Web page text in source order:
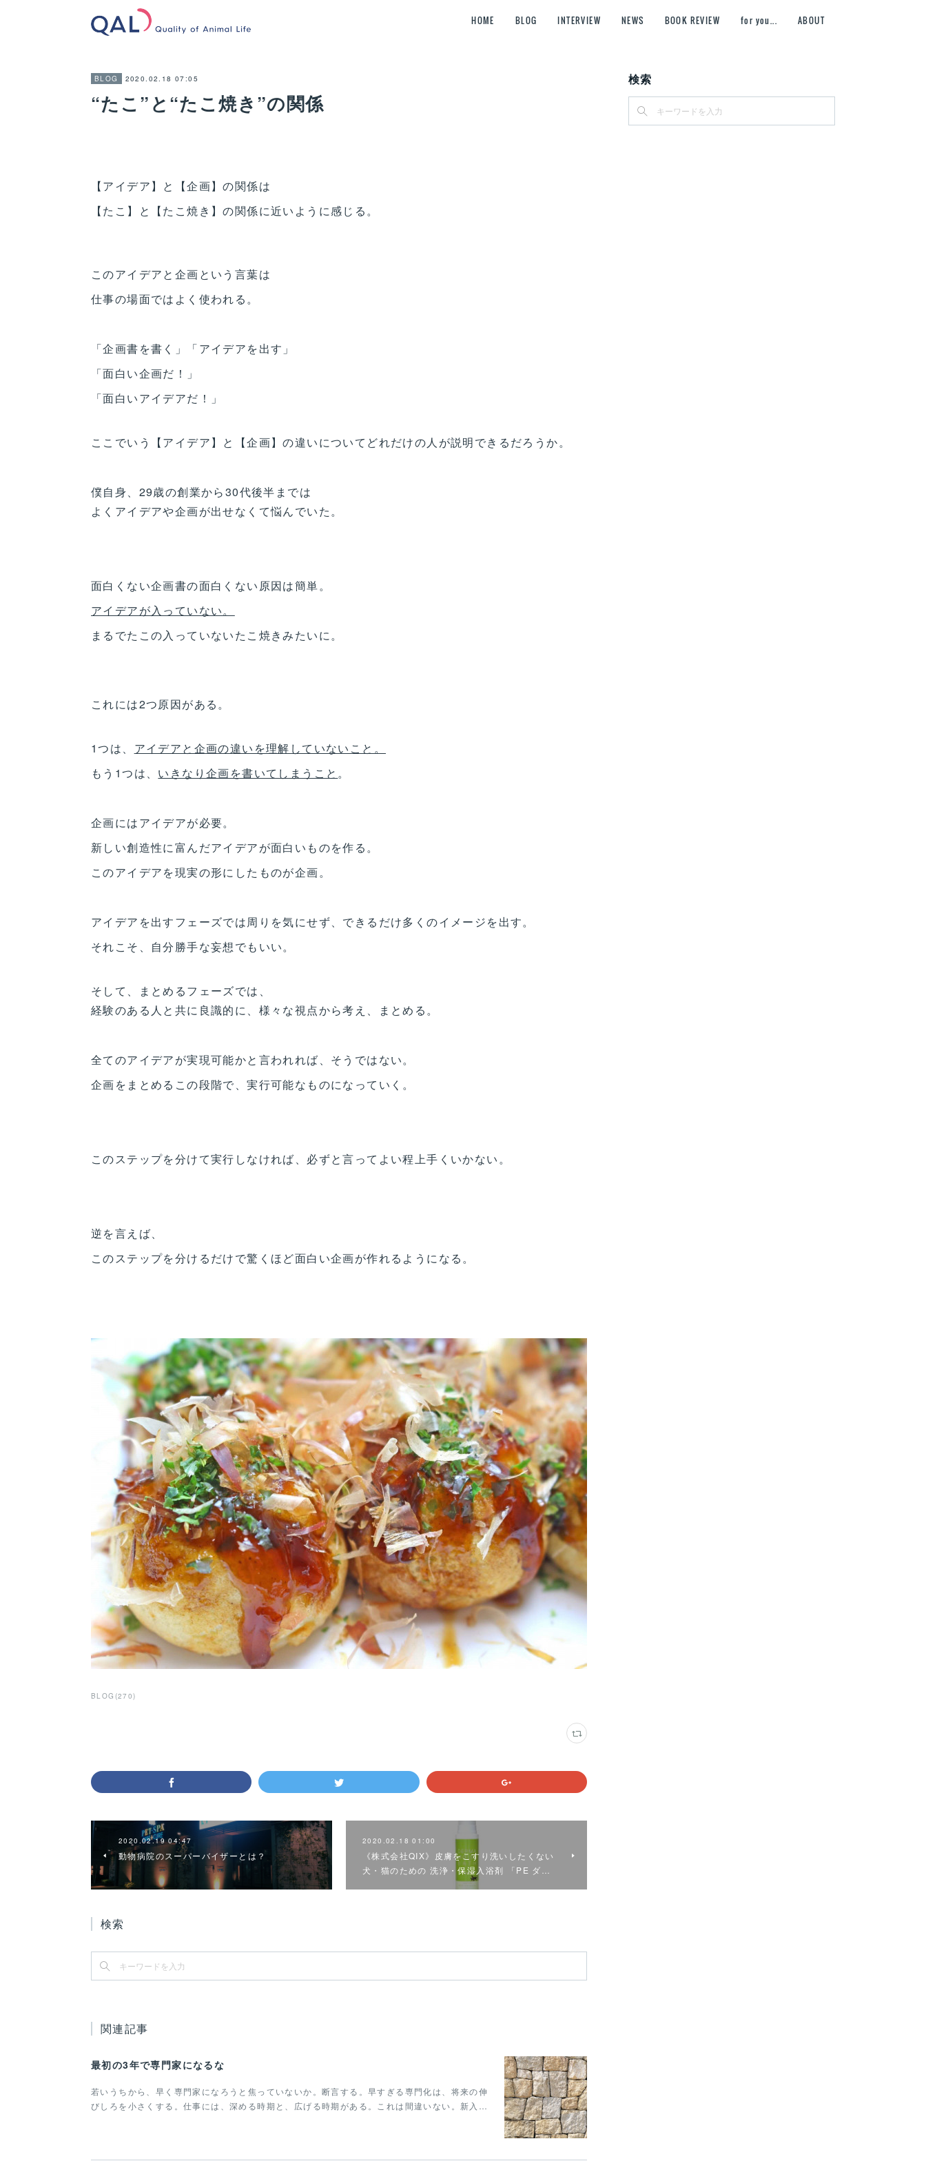
HOME BLOG INTERVIEW NEWS BOOK REVIEW for you... ABOUT
BLOG 2020.02.18 07:05
“たこ”と“たこ焼き”の関係
【アイデア】と【企画】の関係は
【たこ】と【たこ焼き】の関係に近いように感じる。
このアイデアと企画という言葉は
仕事の場面ではよく使われる。
「企画書を書く」「アイデアを出す」
「面白い企画だ！」
「面白いアイデアだ！」
ここでいう【アイデア】と【企画】の違いについてどれだけの人が説明できるだろうか。
僕自身、29歳の創業から30代後半までは
よくアイデアや企画が出せなくて悩んでいた。
面白くない企画書の面白くない原因は簡単。
アイデアが入っていない。
まるでたこの入っていないたこ焼きみたいに。
これには2つ原因がある。
1つは、 アイデアと企画の違いを理解していないこと。
もう1つは、 いきなり企画を書いてしまうこと 。
企画にはアイデアが必要。
新しい創造性に富んだアイデアが面白いものを作る。
このアイデアを現実の形にしたものが企画。
アイデアを出すフェーズでは周りを気にせず、できるだけ多くのイメージを出す。
それこそ、自分勝手な妄想でもいい。
そして、まとめるフェーズでは、
経験のある人と共に良識的に、様々な視点から考え、まとめる。
全てのアイデアが実現可能かと言われれば、そうではない。
企画をまとめるこの段階で、実行可能なものになっていく。
このステップを分けて実行しなければ、必ずと言ってよい程上手くいかない。
逆を言えば、
このステップを分けるだけで驚くほど面白い企画が作れるようになる。
BLOG (270)
2020.02.19 04:47
動物病院のスーパーバイザーとは？
2020.02.18 01:00
《株式会社QIX》皮膚をこすり洗いしたくない
犬・猫のための 洗浄・保湿入浴剤 「PE ダ…
検索
関連記事
最初の3年で専門家になるな
若いうちから、早く専門家になろうと焦っていないか。断言する。早すぎる専門化は、将来の伸
びしろを小さくする。仕事には、深める時期と、広げる時期がある。これは間違いない。新入…
検索